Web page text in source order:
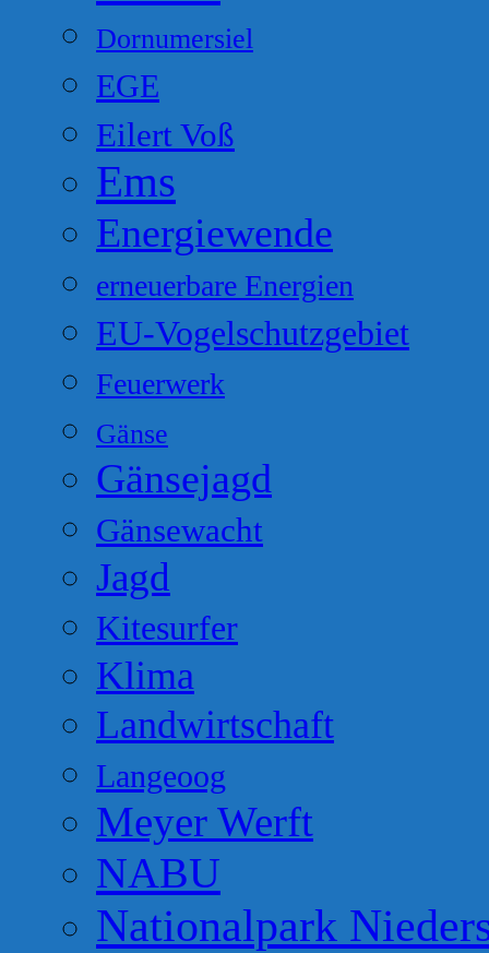
Dornumersiel
EGE
Eilert Voß
Ems
Energiewende
erneuerbare Energien
EU-Vogelschutzgebiet
Feuerwerk
Gänse
Gänsejagd
Gänsewacht
Jagd
Kitesurfer
Klima
Landwirtschaft
Langeoog
Meyer Werft
NABU
Nationalpark